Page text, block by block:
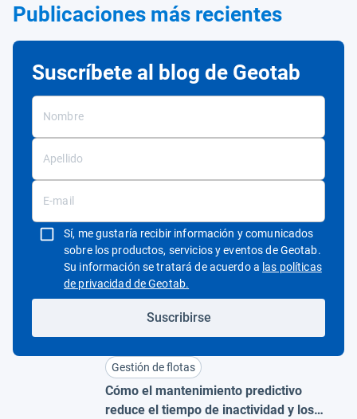
Publicaciones más recientes
Gestión de flotas
Cómo el mantenimiento predictivo
reduce el tiempo de inactividad y los
Suscríbete al blog de Geotab
Sí, me gustaría recibir información y comunicados
sobre los productos, servicios y eventos de Geotab.
Su información se tratará de acuerdo a las políticas
de privacidad de Geotab.
Suscribirse